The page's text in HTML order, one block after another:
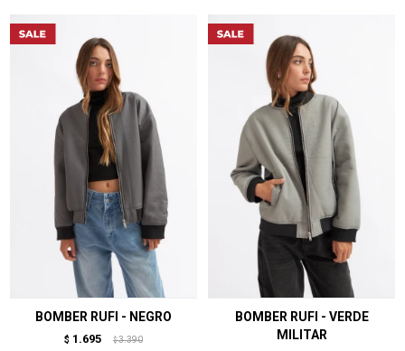
BOMBER RUFI - NEGRO
$ 1.695 $ 3.390
BOMBER RUFI - VERDE
MILITAR